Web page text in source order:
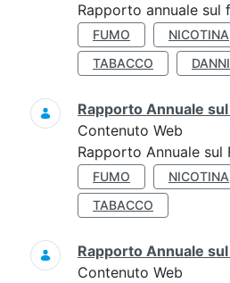
Rapporto annuale sul
FUMO NICOTINA
TABACCO
Rapporto Annuale
Contenuto Web
Rapporto Annuale sul
FUMO NICOTINA
TABACCO
Rapporto Annuale
Contenuto Web